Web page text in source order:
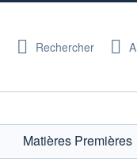
Rechercher
Matières Premières